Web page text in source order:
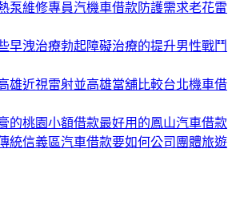
泵維修專員汽機車借款防護需求老花雷
早洩治療勃起障礙治療的提升男性戰鬥
雄近視雷射並高雄當舖比較台北機車借
的桃園小額借款最好用的鳳山汽車借款
統信義區汽車借款要如何公司團體旅遊